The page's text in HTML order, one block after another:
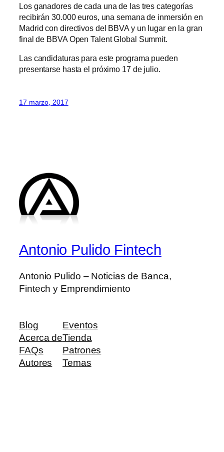
Los ganadores de cada una de las tres categorías
recibirán 30.000 euros, una semana de inmersión en
Madrid con directivos del BBVA y un lugar en la gran
final de BBVA Open Talent Global Summit.
Las candidaturas para este programa pueden
presentarse hasta el próximo 17 de julio.
17 marzo, 2017
Antonio Pulido Fintech
Antonio Pulido – Noticias de Banca,
Fintech y Emprendimiento
Blog
Acerca de
FAQs
Autores
Eventos
Tienda
Patrones
Temas